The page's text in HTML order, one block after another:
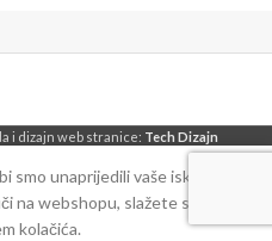
i dizajn web stranice: Tech Dizajn
smo unaprijedili vaše iskustvo
na webshopu, slažete se sa
kolačića.